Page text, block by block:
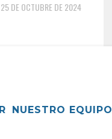
25 DE OCTUBRE DE 2024
NUESTRO EQUIPO